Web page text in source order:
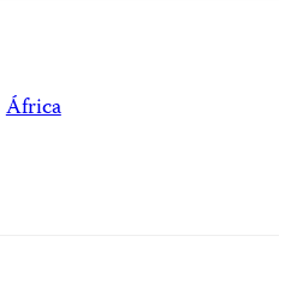
África